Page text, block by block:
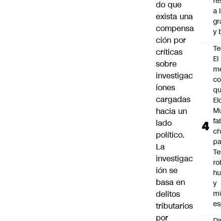
do que
exista una
compensa
ción por
críticas
sobre
investigac
iones
cargadas
hacia un
lado
político.
La
investigac
ión se
basa en
delitos
tributarios
por
a
y
El
y